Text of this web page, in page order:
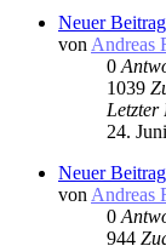
Neuer Beitrag
von Andreas
0
1039
Letzter
24.
Neuer Beitrag
von Andreas
0
944